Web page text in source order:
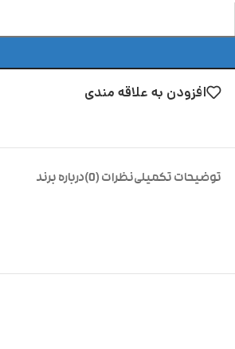
افزودن به علاقه مندی
توضیحات تکمیلینظرات (0) درباره برند